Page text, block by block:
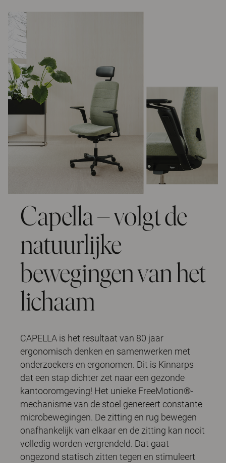
Capella – volgt de
natuurlijke
bewegingen van het
lichaam
CAPELLA is het resultaat van 80 jaar
ergonomisch denken en samenwerken met
onderzoekers en ergonomen. Dit is Kinnarps
dat een stap dichter zet naar een gezonde
kantooromgeving! Het unieke FreeMotion®-
mechanisme van de stoel genereert constante
microbewegingen. De zitting en rug bewegen
onafhankelijk van elkaar en de zitting kan nooit
volledig worden vergrendeld. Dat gaat
ongezond statisch zitten tegen en stimuleert